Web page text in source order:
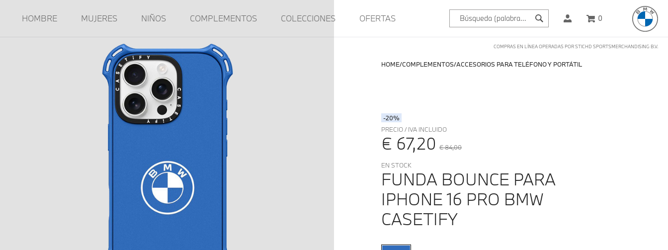
HOMBRE MUJERES NIÑOS COMPLEMENTOS COLECCIONES OFERTAS 0
COMPRAS EN LÍNEA OPERADAS POR STICHD SPORTSMERCHANDISING B.V.
HOME COMPLEMENTOS ACCESORIOS PARA TELÉFONO Y PORTÁTIL
-20%
PRECIO / IVA INCLUIDO
€ 84,00
€ 67,20
EN STOCK
FUNDA BOUNCE PARA
IPHONE 16 PRO BMW
CASETIFY